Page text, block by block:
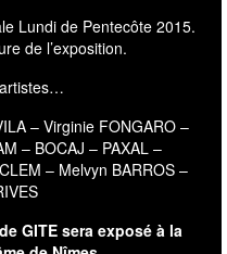
Lundi de Pentecôte 2015.
de l’exposition.
– Virginie FONGARO–
– BOCAJ – PAXAL –
– Melvyn BARROS –
GITE sera exposé à la